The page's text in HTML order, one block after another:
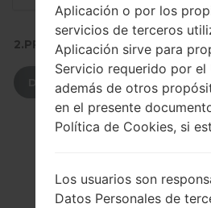
2.PRESIONE PARA DESCARGAR
DESCARGAR
Aplicación o por los
servicios de terceros
Aplicación sirve para
Servicio requerido por el
además de otros
en el presente
Política de Cookies, si
Los usuarios son
Datos Personales de